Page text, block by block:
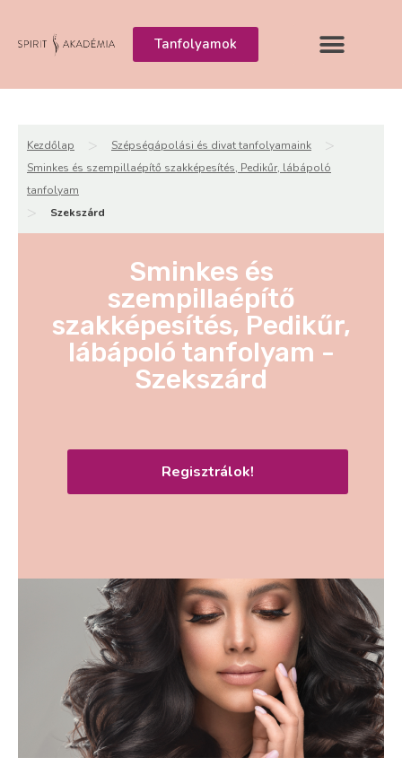
Tanfolyamok
Kezdőlap > Szépségápolási és divat tanfolyamaink >
Sminkes és szempillaépítő szakképesítés, Pedikűr, lábápoló
tanfolyam
> Szekszárd
Sminkes és
szempillaépítő
szakképesítés, Pedikűr,
lábápoló tanfolyam -
Szekszárd
Regisztrálok!